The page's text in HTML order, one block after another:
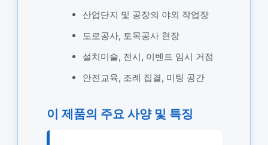
산업단지 및 공장의 야외 작업장
도로공사, 토목공사 현장
설치미술, 전시, 이벤트 임시 거점
안전교육, 조례 집결, 미팅 공간
이 제품의 주요 사양 및 특징